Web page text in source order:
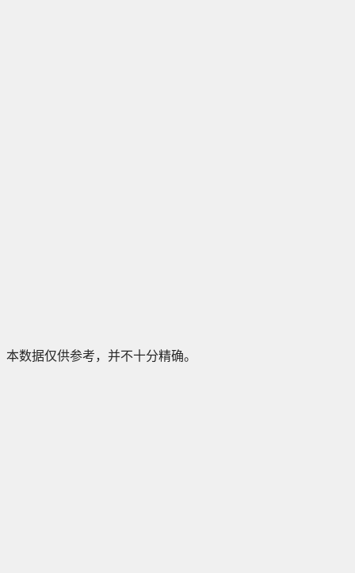
本数据仅供参考，并不十分精确。